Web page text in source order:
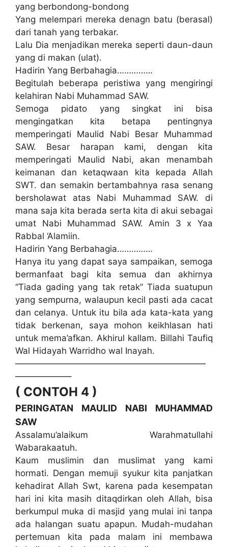
yang berbondong-bondong
Yang melempari mereka denagn batu (berasal)
dari tanah yang terbakar.
Lalu Dia menjadikan mereka seperti daun-daun
yang di makan (ulat).
Hadirin Yang Berbahagia……………
Begitulah beberapa peristiwa yang mengiringi
kelahiran Nabi Muhammad SAW.
Semoga pidato yang singkat ini bisa
mengingatkan kita betapa pentingnya
memperingati Maulid Nabi Besar Muhammad
SAW. Besar harapan kami, dengan kita
memperingati Maulid Nabi, akan menambah
keimanan dan ketaqwaan kita kepada Allah
SWT. dan semakin bertambahnya rasa senang
bersholawat atas Nabi Muhammad SAW. di
mana saja kita berada serta kita di akui sebagai
umat Nabi Muhammad SAW. Amin 3 x Yaa
Rabbal ‘Alamiin.
Hadirin Yang Berbahagia……………
Hanya itu yang dapat saya sampaikan, semoga
bermanfaat bagi kita semua dan akhirnya
“Tiada gading yang tak retak” Tiada suatupun
yang sempurna, walaupun kecil pasti ada cacat
dan celanya. Untuk itu bila ada kata-kata yang
tidak berkenan, saya mohon keikhlasan hati
untuk mema’afkan. Akhirul kallam. Billahi Taufiq
Wal Hidayah Warridho wal Inayah.
——————————————————————
——————–
( CONTOH 4 )
PERINGATAN MAULID NABI MUHAMMAD
SAW
Assalamu’alaikum Warahmatullahi
Wabarakaatuh.
Kaum muslimin dan muslimat yang kami
hormati. Dengan memuji syukur kita panjatkan
kehadirat Allah Swt, karena pada kesempatan
hari ini kita masih ditaqdirkan oleh Allah, bisa
berkumpul muka di masjid yang mulai ini tanpa
ada halangan suatu apapun. Mudah-mudahan
pertemuan kita pada malam ini membawa